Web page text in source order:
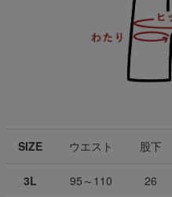
SIZE ウエスト 股下
3L 95～110 26